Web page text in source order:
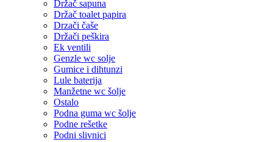
Držač sapuna
Držač toalet papira
Drzači čaše
Držači peškira
Ek ventili
Genzle wc solje
Gumice i dihtunzi
Lule baterija
Manžetne wc šolje
Ostalo
Podna guma wc šolje
Podne rešetke
Podni slivnici